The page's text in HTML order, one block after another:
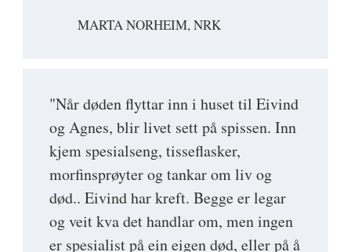
MARTA NORHEIM, NRK
"Når døden flyttar inn i huset til Eivind
og Agnes, blir livet sett på spissen. Inn
kjem spesialseng, tisseflasker,
morfinsprøyter og tankar om liv og
død.. Eivind har kreft. Begge er legar
og veit kva det handlar om, men ingen
er spesialist på ein eigen død, eller på å